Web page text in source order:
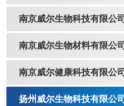
南京威尔生物科技有限公司
南京威尔生物材料有限公司
南京威尔健康科技有限公司
扬州威尔生物科技有限公司